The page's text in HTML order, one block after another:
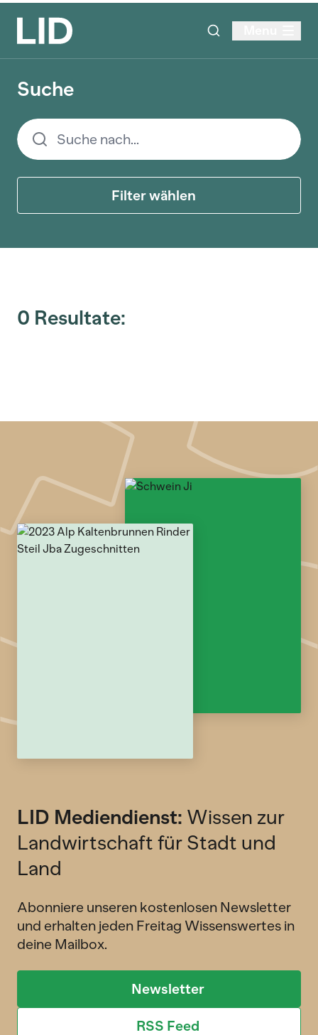
Suche
Filter wählen
0 Resultate:
LID Mediendienst: Wissen zur
Landwirtschaft für Stadt und
Land
Abonniere unseren kostenlosen Newsletter
und erhalten jeden Freitag Wissenswertes in
deine Mailbox.
Newsletter
RSS Feed